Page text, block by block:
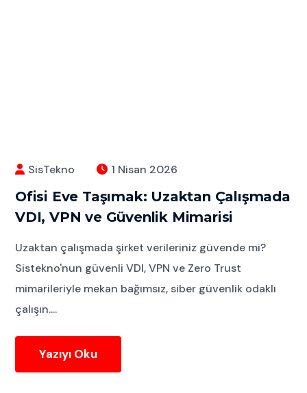
SisTekno 1 Nisan 2026
Ofisi Eve Taşımak: Uzaktan Çalışmada
VDI, VPN ve Güvenlik Mimarisi
Uzaktan çalışmada şirket verileriniz güvende mi?
Sistekno'nun güvenli VDI, VPN ve Zero Trust
mimarileriyle mekan bağımsız, siber güvenlik odaklı
çalışın....
Yazıyı Oku